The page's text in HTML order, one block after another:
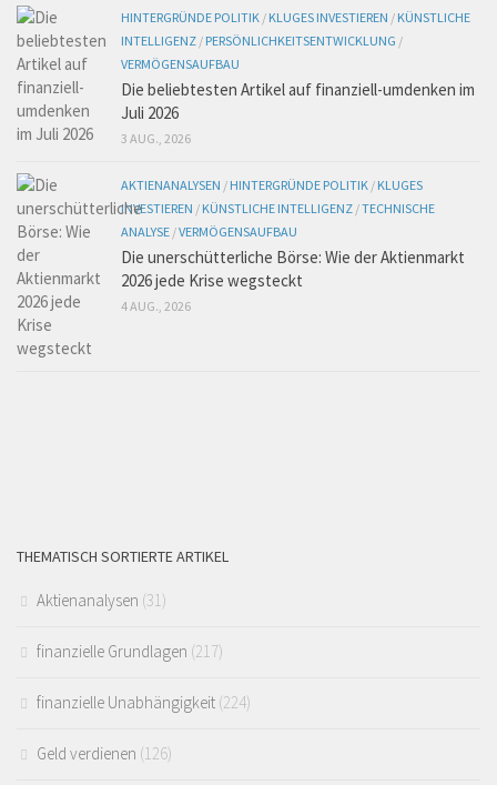
HINTERGRÜNDE POLITIK / KLUGES INVESTIEREN / KÜNSTLICHE
INTELLIGENZ / PERSÖNLICHKEITSENTWICKLUNG /
VERMÖGENSAUFBAU
Die beliebtesten Artikel auf finanziell-umdenken im
Juli 2026
3 AUG., 2026
AKTIENANALYSEN / HINTERGRÜNDE POLITIK / KLUGES
INVESTIEREN / KÜNSTLICHE INTELLIGENZ /TECHNISCHE
ANALYSE /VERMÖGENSAUFBAU
Die unerschütterliche Börse: Wie der Aktienmarkt
2026 jede Krise wegsteckt
4 AUG., 2026
THEMATISCH SORTIERTE ARTIKEL
Aktienanalysen (31)
finanzielle Grundlagen (217)
finanzielle Unabhängigkeit (224)
Geld verdienen (126)